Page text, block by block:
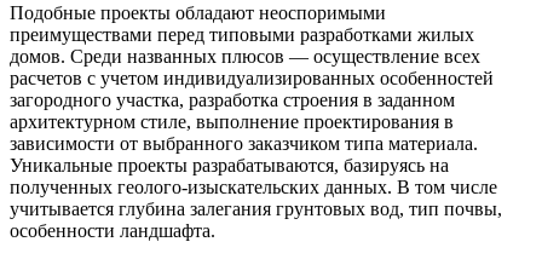
Подобные проекты обладают неоспоримыми
преимуществами перед типовыми разработками жилых
домов. Среди названных плюсов — осуществление всех
расчетов с учетом индивидуализированных особенностей
загородного участка, разработка строения в заданном
архитектурном стиле, выполнение проектирования в
зависимости от выбранного заказчиком типа материала.
Уникальные проекты разрабатываются, базируясь на
полученных геолого-изыскательских данных. В том числе
учитывается глубина залегания грунтовых вод, тип почвы,
особенности ландшафта.